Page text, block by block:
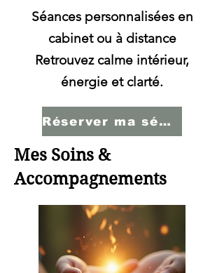
Séances personnalisées en
cabinet ou à distance
Retrouvez calme intérieur,
énergie et clarté.
Réserver ma séance
Mes Soins &
Accompagnements